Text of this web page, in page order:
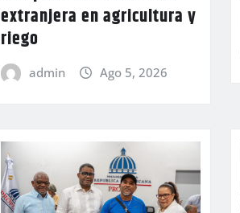
extranjera en agricultura y
riego
admin Ago 5, 2026